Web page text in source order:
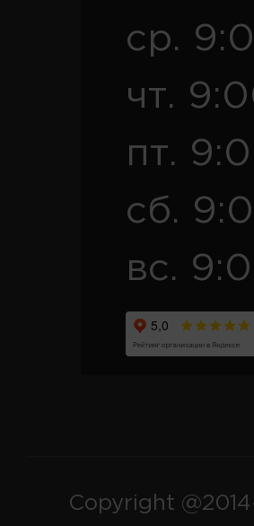
ср.
чт.
пт.
сб.
вс.
Copyright